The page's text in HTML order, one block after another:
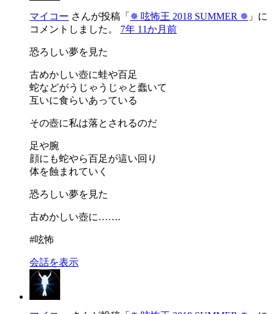
マイコー さんが投稿「 ✵ 呟怖王 2018 SUMMER ✵ 」に
コメントしました。 7年 11か月前
恐ろしい夢を見た
古めかしい壺に蛙や百足
蛇などがうじゃうじゃと蠢いて
互いに食らいあっている
その壺に私は落とされるのだ
足や腕
顔にも蛇やら百足が這い回り
体を蝕まれていく
恐ろしい夢を見た
古めかしい壺に…….
#呟怖
会話を表示